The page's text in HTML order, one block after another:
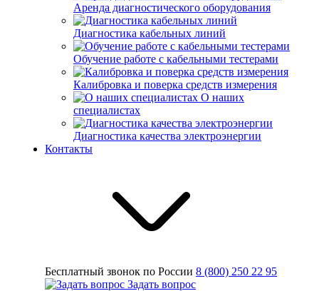
Аренда диагностического оборудования
Диагностика кабельных линий
Обучение работе с кабельными тестерами
Калибровка и поверка средств измерения
О наших
специалистах
Диагностика качества электроэнергии
Контакты
Бесплатный звонок по России 8 (800) 250 22 95
Задать вопрос